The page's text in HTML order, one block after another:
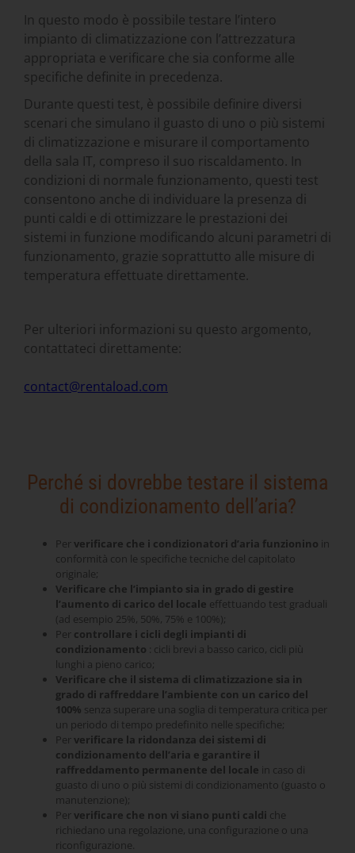
In questo modo è possibile testare l’intero
impianto di climatizzazione con l’attrezzatura
appropriata e verificare che sia conforme alle
specifiche definite in precedenza.
Durante questi test, è possibile definire diversi
scenari che simulano il guasto di uno o più sistemi
di climatizzazione e misurare il comportamento
della sala IT, compreso il suo riscaldamento. In
condizioni di normale funzionamento, questi test
consentono anche di individuare la presenza di
punti caldi e di ottimizzare le prestazioni dei
sistemi in funzione modificando alcuni parametri di
funzionamento, grazie soprattutto alle misure di
temperatura effettuate direttamente.
Per ulteriori informazioni su questo argomento,
contattateci direttamente:
contact@rentaload.com
Perché si dovrebbe testare il sistema
di condizionamento dell’aria?
Per verificare che i condizionatori d’aria funzionino in
conformità con le specifiche tecniche del capitolato
originale;
Verificare che l’impianto sia in grado di gestire
l’aumento di carico del locale effettuando test graduali
(ad esempio 25%, 50%, 75% e 100%);
Per controllare i cicli degli impianti di
condizionamento : cicli brevi a basso carico, cicli più
lunghi a pieno carico;
Verificare che il sistema di climatizzazione sia in
grado di raffreddare l’ambiente con un carico del
100% senza superare una soglia di temperatura critica per
un periodo di tempo predefinito nelle specifiche;
Per verificare la ridondanza dei sistemi di
condizionamento dell’aria e garantire il
raffreddamento permanente del locale in caso di
guasto di uno o più sistemi di condizionamento (guasto o
manutenzione);
Per verificare che non vi siano punti caldi che
richiedano una regolazione, una configurazione o una
riconfigurazione.